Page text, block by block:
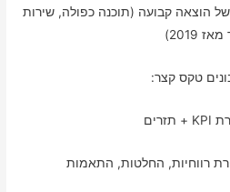
הוצאה קבועה (תוכנה כפולה, שירות
טקס קצר: